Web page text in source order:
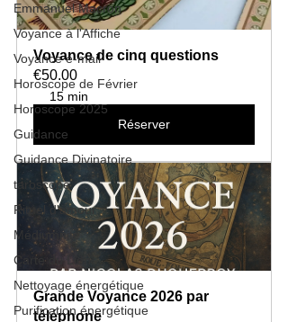
Emmanuel Macron
Voyance à l'Affiche
Voyance e-mail
Horoscope de Février
Horoscope 2025
Guidance
Guidance Divinatoire
taroscope
Rituel d'amour
Médiumnité
Carte du Lion
Nettoyage énergétique
Purification énergétique
Voyance de cinq questions
€50.00
15 min
Réserver
Grande Voyance 2026 par
téléphone